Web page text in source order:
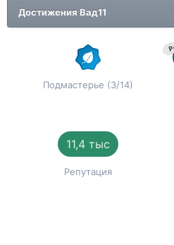
Достижения Вад11
Подмастерье (3/14)
11,4 тыс
Репутация